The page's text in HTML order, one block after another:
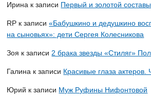
Ирина к записи Первый и золотой
RP к записи«Бабушкино и дедушкино
на сыновьях»: дети Сергея Колесникова
Зоя к записи 2 брака звезды «Стиляг»
Галина к записи Красивые глаза актеров.
Юрий к записи Муж Руфины Нифонтовой